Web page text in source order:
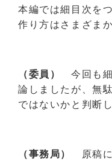
本編では細目次を
作り方はさまざま
（委員） 今回も
論しましたが、無
ではないかと判断
（事務局）
原稿